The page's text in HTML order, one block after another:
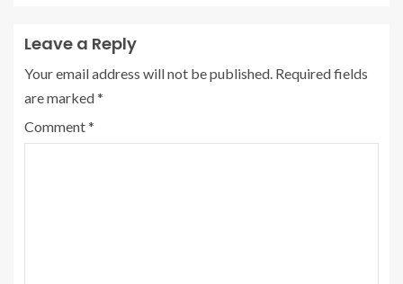
Leave a Reply
Your email address will not be published. Required fields
are marked*
Comment*